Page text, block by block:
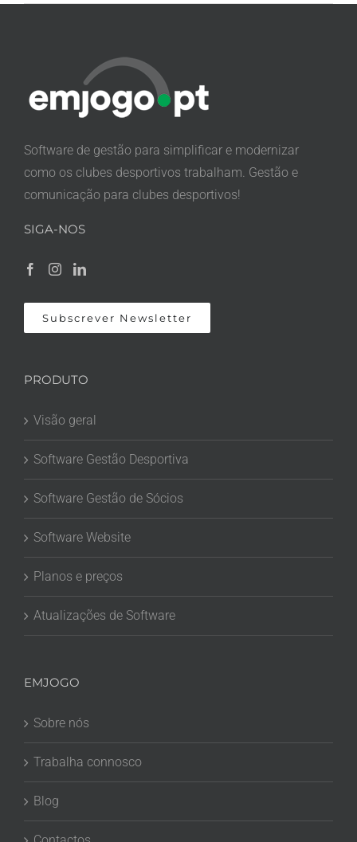
Software de gestão para simplificar e modernizar
como os clubes desportivos trabalham. Gestão e
comunicação para clubes desportivos!
SIGA-NOS
Subscrever Newsletter
PRODUTO
Visão geral
Software Gestão Desportiva
Software Gestão de Sócios
Software Website
Planos e preços
Atualizações de Software
EMJOGO
Sobre nós
Trabalha connosco
Blog